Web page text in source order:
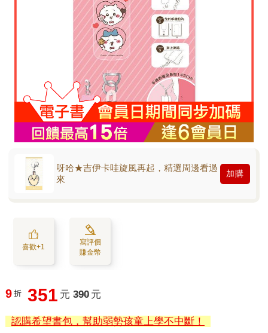
呀哈★吉伊卡哇旋風再起，精選周邊看過
來
加購
喜歡+1
寫評價
賺金幣
9 折 351 元 390 元
認購希望書包，幫助弱勢孩童上學不中斷！